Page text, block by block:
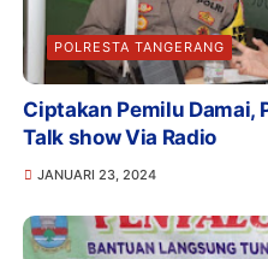
POLRESTA TANGERANG
Ciptakan Pemilu Damai,
Talk show Via Radio
JANUARI 23, 2024